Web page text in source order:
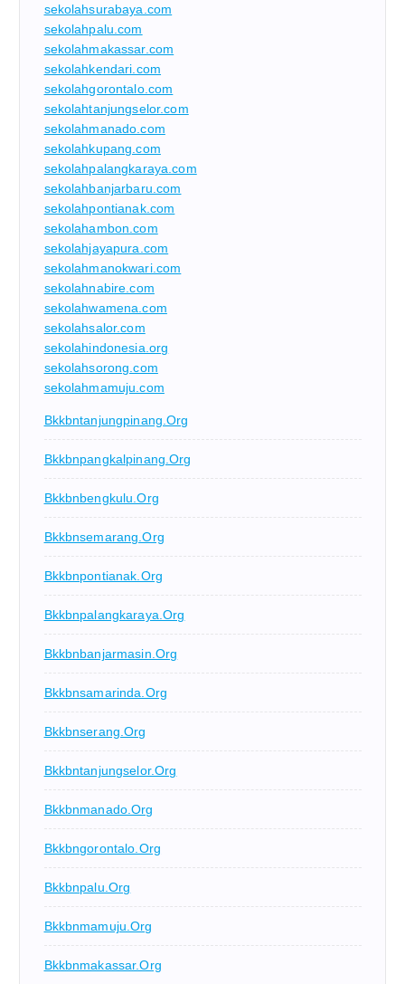
sekolahsurabaya.com
sekolahpalu.com
sekolahmakassar.com
sekolahkendari.com
sekolahgorontalo.com
sekolahtanjungselor.com
sekolahmanado.com
sekolahkupang.com
sekolahpalangkaraya.com
sekolahbanjarbaru.com
sekolahpontianak.com
sekolahambon.com
sekolahjayapura.com
sekolahmanokwari.com
sekolahnabire.com
sekolahwamena.com
sekolahsalor.com
sekolahindonesia.org
sekolahsorong.com
sekolahmamuju.com
Bkkbntanjungpinang.org
Bkkbnpangkalpinang.org
Bkkbnbengkulu.org
Bkkbnsemarang.org
Bkkbnpontianak.org
Bkkbnpalangkaraya.org
Bkkbnbanjarmasin.org
Bkkbnsamarinda.org
Bkkbnserang.org
Bkkbntanjungselor.org
Bkkbnmanado.org
Bkkbngorontalo.org
Bkkbnpalu.org
Bkkbnmamuju.org
Bkkbnmakassar.org